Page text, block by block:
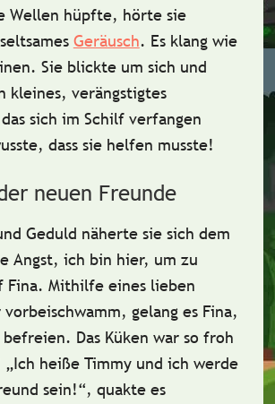
Wellen hüpfte, hörte sie
seltsames Geräusch. Es klang wie
Sie blickte um sich und
kleines, verängstigtes
sich im Schilf verfangen
dass sie helfen musste!
neuen Freunde
Geduld näherte sie sich dem
Angst, ich bin hier, um zu
Mithilfe eines lieben
gelang es Fina,
befreien. Das Küken war so froh
„Ich heiße Timmy und ich werde
sein!“, quakte es